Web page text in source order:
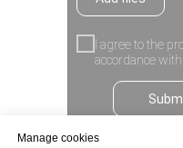
Manage cookies
I agree to the
accordance